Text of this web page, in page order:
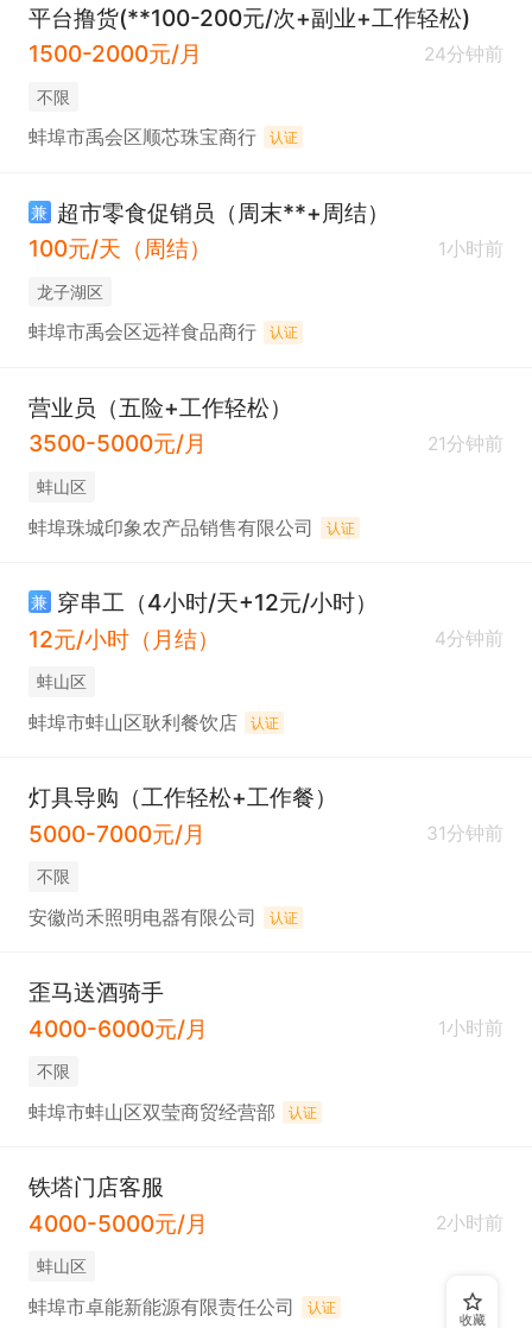
平台撸货(**100-200元/次+副业+工作轻松)
1500-2000元/月
24分钟前
不限
蚌埠市禹会区顺芯珠宝商行 认证
兼 超市零食促销员（周末**+周结）
100元/天（周结）
1小时前
龙子湖区
蚌埠市禹会区远祥食品商行 认证
营业员（五险+工作轻松）
3500-5000元/月
21分钟前
蚌山区
蚌埠珠城印象农产品销售有限公司 认证
兼 穿串工（4小时/天+12元/小时）
12元/小时（月结）
4分钟前
蚌山区
蚌埠市蚌山区耿利餐饮店 认证
灯具导购（工作轻松+工作餐）
5000-7000元/月
31分钟前
不限
安徽尚禾照明电器有限公司 认证
歪马送酒骑手
4000-6000元/月
1小时前
不限
蚌埠市蚌山区双莹商贸经营部 认证
铁塔门店客服
4000-5000元/月
2小时前
蚌山区
蚌埠市卓能新能源有限责任公司 认证
收藏